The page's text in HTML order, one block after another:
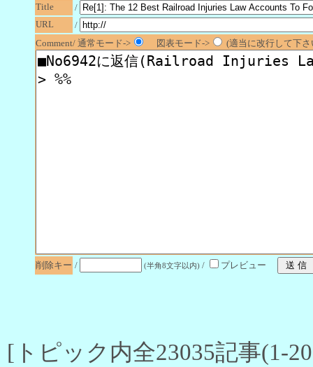
Title
/
URL
/
Comment/ 通常モード->
図表モード-> (適当に改行して下
削除キー / (半角8文字以内) / プレビュー
[トピック内全23035記事(1-